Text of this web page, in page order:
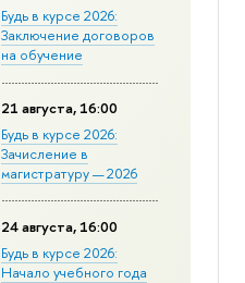
Будь в курсе 2026:
Заключение договоров
на обучение
21 августа, 16:00
Будь в курсе 2026:
Зачисление в
магистратуру — 2026
24 августа, 16:00
Будь в курсе 2026:
Начало учебного года